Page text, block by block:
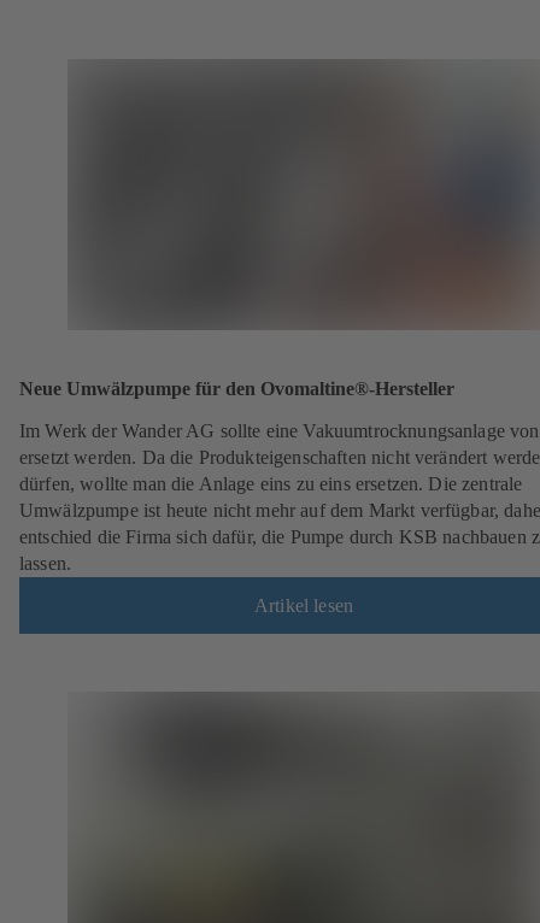
Neue Umwälzpumpe für den Ovomaltine®-Hersteller
Im Werk der Wander AG sollte eine Vakuumtrocknungsanlage
ersetzt werden. Da die Produkteigenschaften nicht verändert
dürfen, wollte man die Anlage eins zu eins ersetzen. Die zentrale
Umwälzpumpe ist heute nicht mehr auf dem Markt verfügbar,
entschied die Firma sich dafür, die Pumpe durch KSB nachbauen
lassen.
Artikel lesen